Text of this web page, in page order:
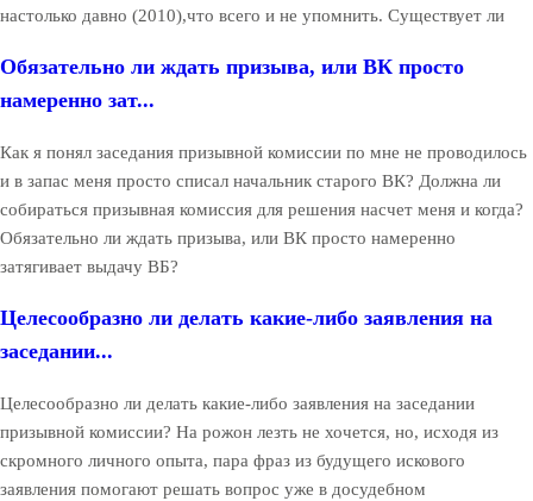
настолько давно (2010),что всего и не упомнить. Существует ли
Обязательно ли ждать призыва, или ВК просто
намеренно зат...
Как я понял заседания призывной комиссии по мне не проводилось
и в запас меня просто списал начальник старого ВК? Должна ли
собираться призывная комиссия для решения насчет меня и когда?
Обязательно ли ждать призыва, или ВК просто намеренно
затягивает выдачу ВБ?
Целесообразно ли делать какие-либо заявления на
заседании...
Целесообразно ли делать какие-либо заявления на заседании
призывной комиссии? На рожон лезть не хочется, но, исходя из
скромного личного опыта, пара фраз из будущего искового
заявления помогают решать вопрос уже в досудебном